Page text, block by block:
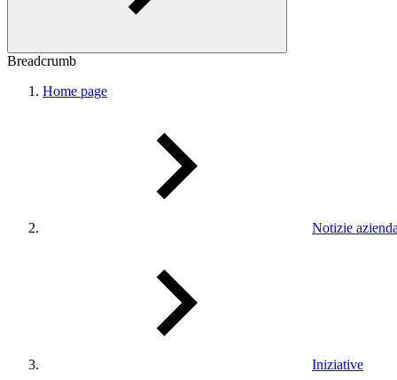
Breadcrumb
Home page
Notizie
Iniziative